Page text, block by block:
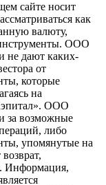
сайте носит
как
валюту,
ООО
не дают каких-
от
которые
на
ООО
за возможные
либо
упомянутые на
Информация,